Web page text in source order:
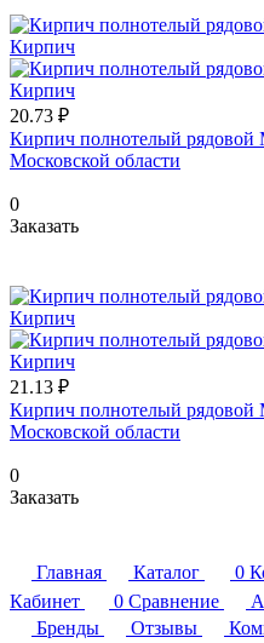
20.73 ₽
Кирпич полнотелый
Московской области
0
Заказать
21.13 ₽
Кирпич полнотелый
Московской области
0
Заказать
Главная Каталог 0
Кабинет
0 Сравнение
Бренды
Отзывы